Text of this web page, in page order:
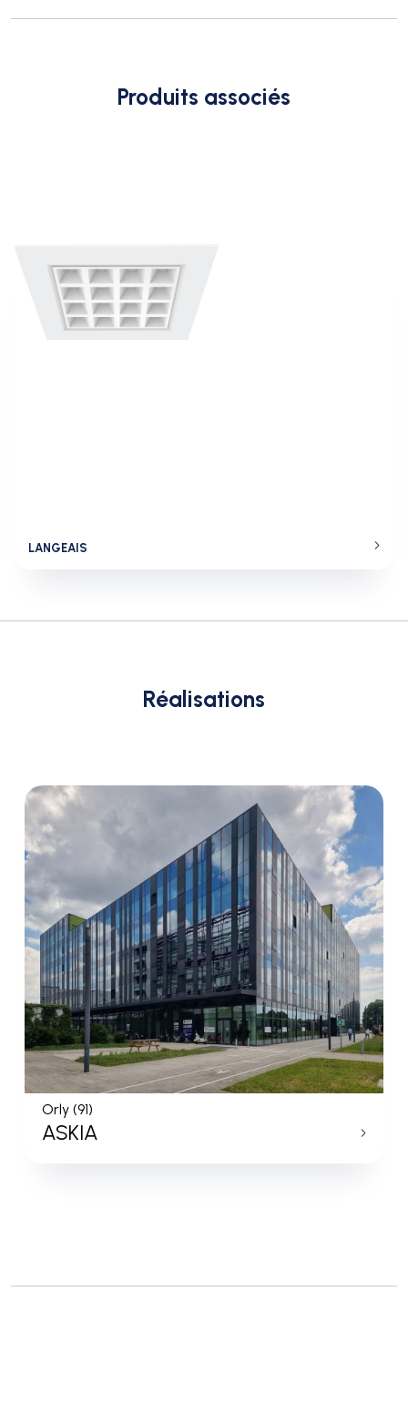
Produits associés
LANGEAIS
Réalisations
Orly (91)
ASKIA